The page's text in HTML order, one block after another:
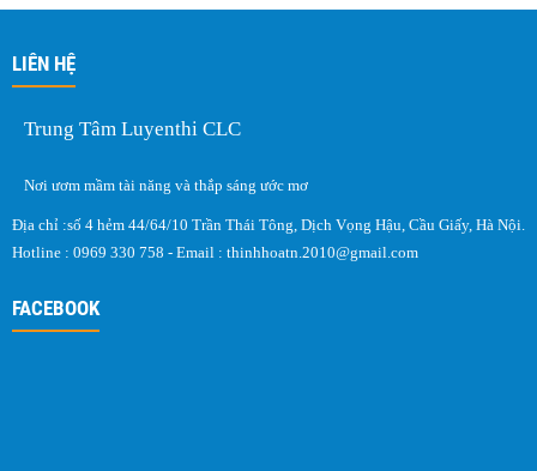
LIÊN HỆ
Trung Tâm Luyenthi CLC
Nơi ươm mầm tài năng và thắp sáng ước mơ
Địa chỉ :số 4 hẻm 44/64/10 Trần Thái Tông, Dịch Vọng Hậu, Cầu Giấy, Hà Nội.
Hotline : 0969 330 758 - Email : thinhhoatn.2010@gmail.com
FACEBOOK